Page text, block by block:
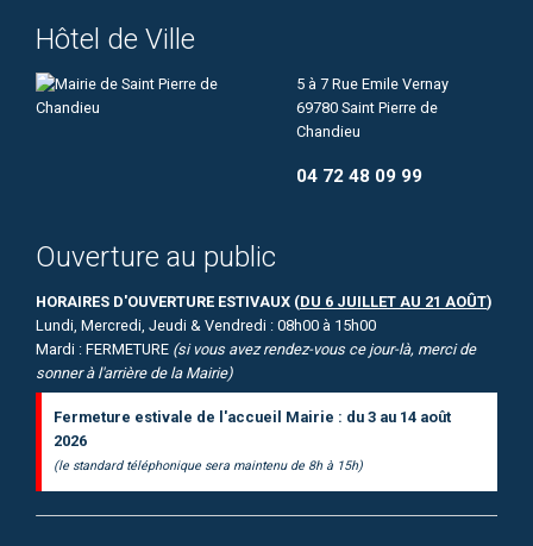
Hôtel de Ville
5 à 7 Rue Emile Vernay
69780 Saint Pierre de
Chandieu
04 72 48 09 99
Ouverture au public
HORAIRES D'OUVERTURE ESTIVAUX (DU 6 JUILLET AU 21 AOÛT)
Lundi, Mercredi, Jeudi & Vendredi : 08h00 à 15h00
Mardi : FERMETURE (si vous avez rendez-vous ce jour-là, merci de
sonner à l'arrière de la Mairie)
Fermeture estivale de l'accueil Mairie : du 3 au 14 août
2026
(le standard téléphonique sera maintenu de 8h à 15h)